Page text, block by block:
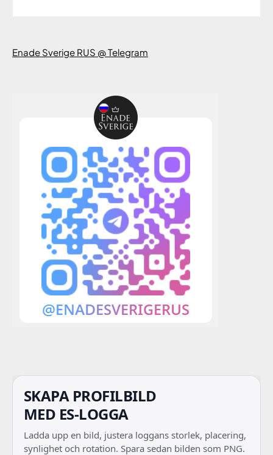
Enade Sverige RUS @ Telegram
SKAPA PROFILBILD
MED ES-LOGGA
Ladda upp en bild, justera loggans storlek, placering,
synlighet och rotation. Spara sedan bilden som PNG.